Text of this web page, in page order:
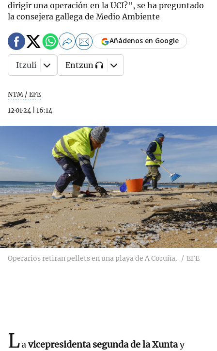
dirigir una operación en la UCI?", se ha preguntado
la consejera gallega de Medio Ambiente
NTM / EFE
12·01·24
16:14
Añádenos en Google
Itzuli Entzun
Operarios retiran pellets en una playa de A Coruña. EFE
Lavicepresidenta segunda de la Xuntay